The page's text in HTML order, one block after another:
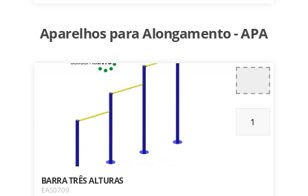
Aparelhos para Alongamento - APA
BARRA TRÊS ALTURAS
EAS0709